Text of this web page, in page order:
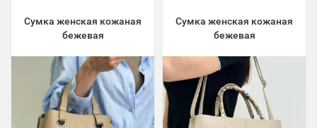
Сумка женская кожаная
бежевая
Сумка женская кожаная
бежевая